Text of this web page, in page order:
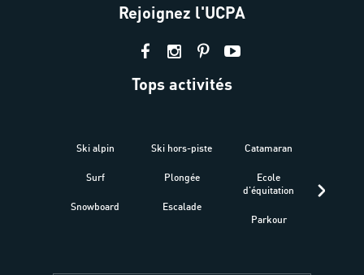
Rejoignez l'UCPA
Tops activités
Ski alpin
Surf
Snowboard
Ski hors-piste
Plongée
Escalade
Catamaran
Ecole
d'équitation
Parkour